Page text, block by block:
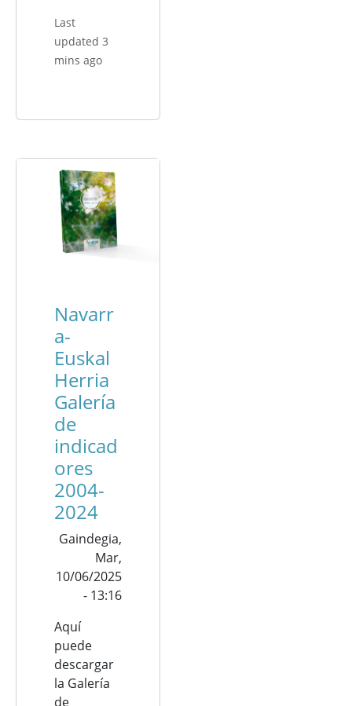
Last
updated 3
mins ago
Navarr
a-
Euskal
Herria
Galería
de
indicad
ores
2004-
2024
Gaindegia,
Mar,
10/06/2025
- 13:16
Aquí
puede
descargar
la Galería
de